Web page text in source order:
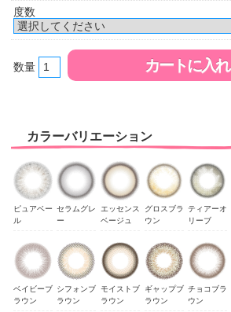
度数
数量
カラーバリエーション
ピュアベー
ル
セラムグレ
ー
エッセンス
ベージュ
グロスブラ
ウン
ティアーオ
リーブ
ベイビーブ
ラウン
シフォンブ
ラウン
モイストブ
ラウン
ギャップブ
ラウン
チョコブラ
ウン